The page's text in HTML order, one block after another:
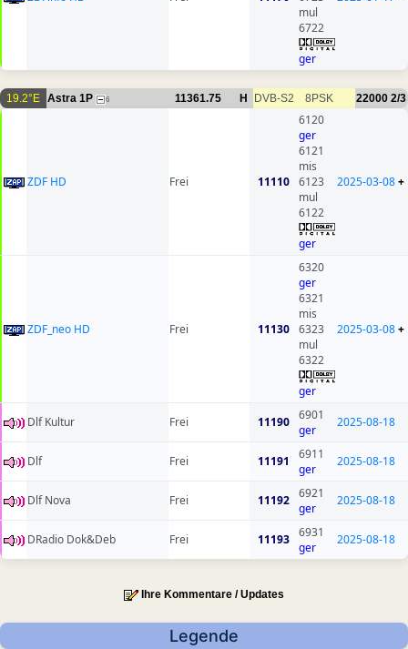
mul
6722
ger
19.2°E Astra 1P 6 11361.75 H DVB-S2 8PSK 22000 2/3
ZDF HD Frei 11110
6120
ger
6121
mis
6123
mul
6122
ger
2025-03-08+
ZDF_neo HD Frei 11130
6320
ger
6321
mis
6323
mul
6322
ger
2025-03-08+
Dlf Kultur Frei 11190 6901
ger
2025-08-18
Dlf Frei 11191
6911
ger
2025-08-18
Dlf Nova Frei 11192 6921
ger
2025-08-18
DRadio Dok&Deb Frei 11193 6931
ger
2025-08-18
Ihre Kommentare / Updates
Legende